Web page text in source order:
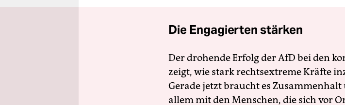
Die Engagierten stärken
Der drohende Erfolg der AfD bei den
zeigt, wie stark rechtsextreme Kräfte
Gerade jetzt braucht es
allem mit den Menschen, die sich vor